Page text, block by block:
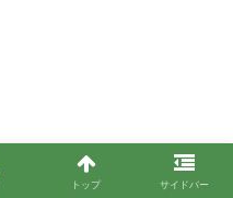
トップ サイドバー